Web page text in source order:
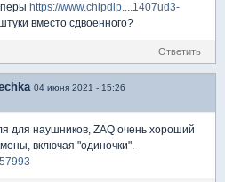
https://www.chipdip....1407ud3-
вместо сдвоенного?
Ответить
04 июня 2021 - 15:26
для наушников, ZAQ очень хороший
включая "одиночки".